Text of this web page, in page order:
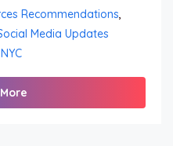
Recommendations,
Media Updates